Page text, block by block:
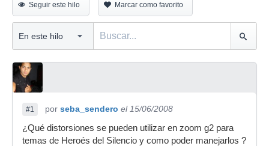
Seguir este hilo Marcar como favorito
#1 por seba_sendero el 15/06/2008
¿Qué distorsiones se pueden utilizar en zoom g2 para
temas de Heroés del Silencio y como poder manejarlos ?